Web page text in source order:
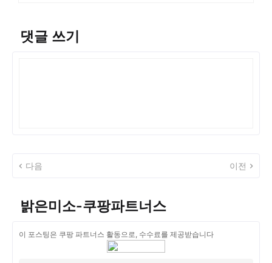
댓글 쓰기
다음 이전
밝은미소-쿠팡파트너스
이 포스팅은 쿠팡 파트너스 활동으로, 수수료를 제공받습니다